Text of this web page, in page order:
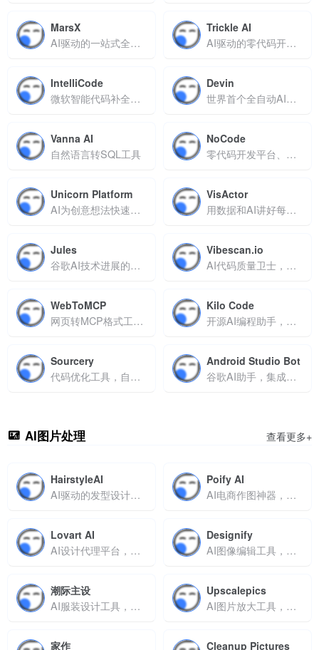
MarsX
AI驱动的一站式全栈应用开发平台
Trickle AI
AI驱动的零代码开发平台用说话来建网站做应用
IntelliCode
微软智能代码补全工具，深度集成VS Code与Visual Studio
Devin
世界首个全自动AI软件工程师，支持需求分析到部署的全流程
Vanna AI
自然语言转SQL工具
NoCode
零代码开发平台、自然语言编程工具、AI应用生成工具、轻量化工具开发、原型快速创建、无编程基础建站
Unicorn Platform
AI为创意想法快速生成落地页
VisActor
用数据和AI讲好每一个故事
Jules
谷歌AI技术进展的官方第一站
Vibescan.io
AI代码质量卫士，实时检测安全漏洞、性能瓶颈，提供可落地修复方案
WebToMCP
网页转MCP格式工具，支持内容结构化与AI应用适配
Kilo Code
开源AI编程助手，为VS Code赋能，助力高效编写代码
Sourcery
代码优化工具，自动重构代码并减少冗余
Android Studio Bot
谷歌AI助手，集成于Android Studio的智能开发工具
AI图片处理 查看更多+
HairstyleAI
AI驱动的发型设计工具，支持脸型适配与实时效果预览
Poify AI
AI电商作图神器，一键生成虚拟试衣与专业商品图
Lovart AI
AI设计代理平台，支持多模态内容生成与全链路协作
Designify
AI图像编辑工具，自动优化图片背景色彩与阴影
潮际主设
AI服装设计工具，支持线稿转成衣与面料实时替换
Upscalepics
AI图片放大工具，支持8K高清输出与智能细节增强
家作 Cleanup Pictures